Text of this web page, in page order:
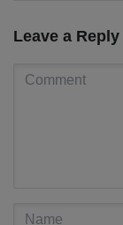
Leave a Reply